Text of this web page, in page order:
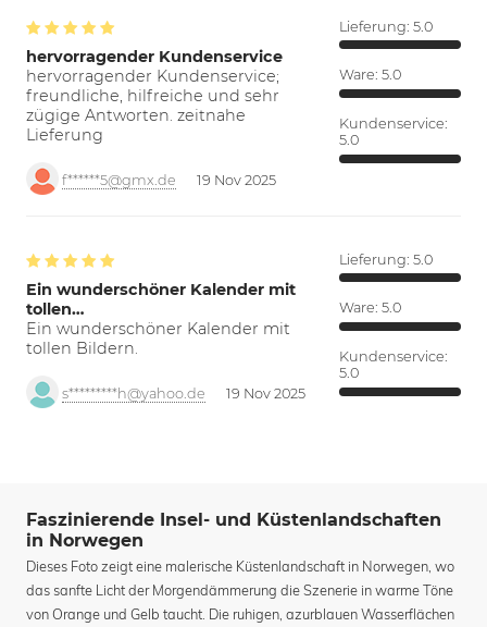
hervorragender Kundenservice
hervorragender Kundenservice;
freundliche, hilfreiche und sehr
zügige Antworten. zeitnahe
Lieferung
f******5@gmx.de 19 Nov 2025
Lieferung: 5.0
Ware: 5.0
Kundenservice:
5.0
Ein wunderschöner Kalender mit
tollen…
Ein wunderschöner Kalender mit
tollen Bildern.
s*********h@yahoo.de 19 Nov 2025
Lieferung: 5.0
Ware: 5.0
Kundenservice:
5.0
Faszinierende Insel- und Küstenlandschaften
in Norwegen
Dieses Foto zeigt eine malerische Küstenlandschaft in Norwegen, wo
das sanfte Licht der Morgendämmerung die Szenerie in warme Töne
von Orange und Gelb taucht. Die ruhigen, azurblauen Wasserflächen